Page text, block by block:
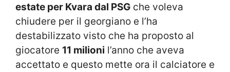
estate per Kvara dal PSG che voleva
chiudere per il georgiano e l’ha
destabilizzato visto che ha proposto al
giocatore 11 milioni l’anno che aveva
accettato e questo mette ora il calciatore e